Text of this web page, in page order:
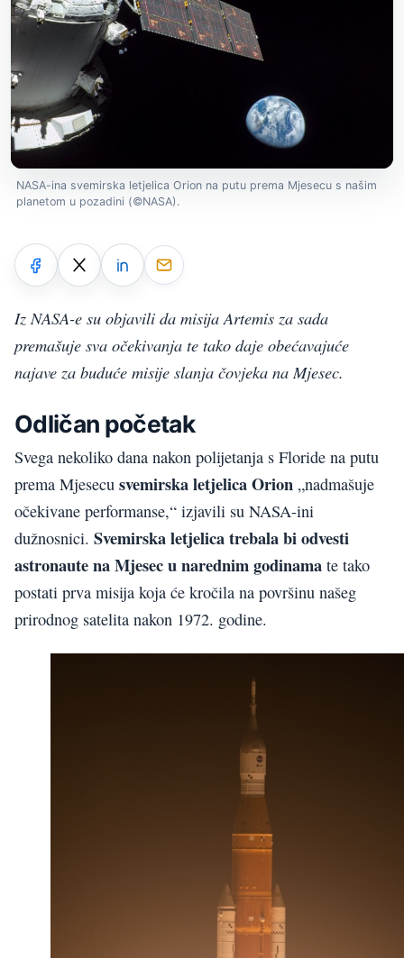
NASA-ina svemirska letjelica Orion na putu prema Mjesecu s našim
planetom u pozadini (©NASA).
Iz NASA-e su objavili da misija Artemis za sada
premašuje sva očekivanja te tako daje obećavajuće
najave za buduće misije slanja čovjeka na Mjesec.
Odličan početak
Svega nekoliko dana nakon polijetanja s Floride na putu
prema Mjesecu svemirska letjelica Orion „nadmašuje
očekivane performanse,“ izjavili su NASA-ini
dužnosnici. Svemirska letjelica trebala bi odvesti
astronaute na Mjesec u narednim godinama te tako
postati prva misija koja će kročila na površinu našeg
prirodnog satelita nakon 1972. godine.